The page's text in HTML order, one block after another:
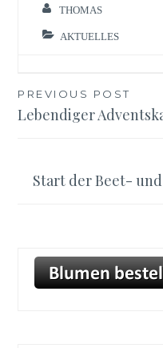
THOMAS
AKTUELLES
PREVIOUS POST
Lebendiger
Start der Beet-